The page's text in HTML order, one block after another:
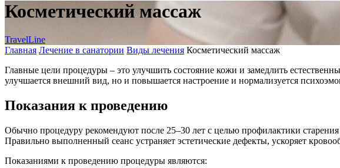
Косметический массаж
TravelLine
Главная Лечение в санатории Виды лечения Косметический массаж
Главные цели процедуры – это улучшить состояние кожи и замедлить
улучшается внешний вид, но и повышается настроение и нормализуется
Показания к проведению
Обычно процедуру рекомендуют после 25–30 лет с целью профилактики
Правильно выполненный сеанс устраняет эстетические дефекты, ускоряет
Показаниями к проведению процедуры являются: